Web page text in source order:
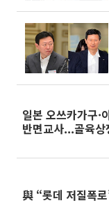
일본 오쓰카가구·
반면교사...골육
與 “롯데 저질폭